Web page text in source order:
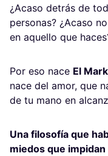
¿Acaso detrás de
personas? ¿Acaso
en aquello que
Por eso nace El
nace del amor, que
de tu mano en
Una filosofía que
miedos que